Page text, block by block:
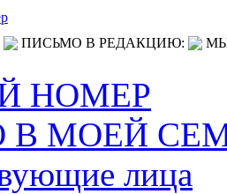
ПИСЬМО В РЕДАКЦИЮ:
НОМЕР
В МОЕЙ
лица